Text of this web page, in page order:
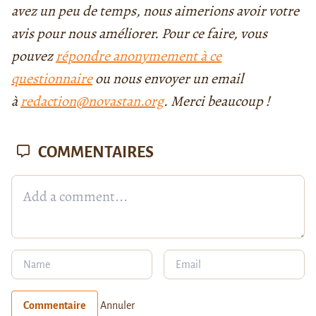
avez un peu de temps, nous aimerions avoir votre
avis pour nous améliorer. Pour ce faire, vous
pouvezrépondre anonymement à ce
questionnaireou nous envoyer un email
àredaction@novastan.org. Merci beaucoup !
COMMENTAIRES
Commentaire Annuler